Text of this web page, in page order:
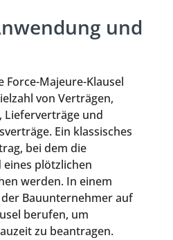
und
Majeure-Klausel
von Verträgen,
Lieferverträge und
Ein klassisches
bei dem die
plötzlichen
werden. In einem
Bauunternehmer auf
berufen, um
zu beantragen.